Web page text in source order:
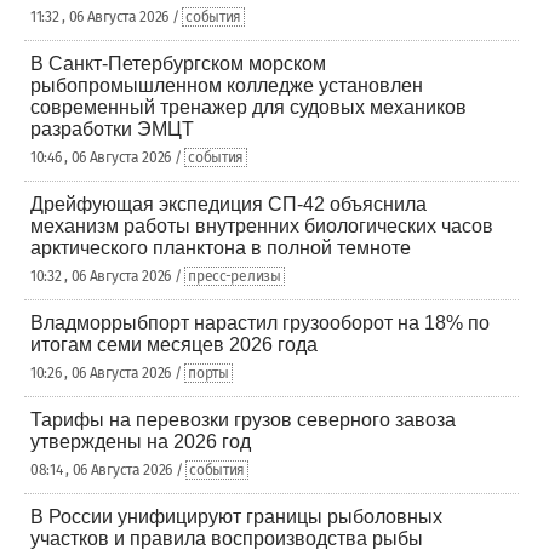
11:32 , 06 Августа 2026 / события
В Санкт-Петербургском морском
рыбопромышленном колледже установлен
современный тренажер для судовых механиков
разработки ЭМЦТ
10:46 , 06 Августа 2026 / события
Дрейфующая экспедиция СП-42 объяснила
механизм работы внутренних биологических часов
арктического планктона в полной темноте
10:32 , 06 Августа 2026 / пресс-релизы
Владморрыбпорт нарастил грузооборот на 18% по
итогам семи месяцев 2026 года
10:26 , 06 Августа 2026 / порты
Тарифы на перевозки грузов северного завоза
утверждены на 2026 год
08:14 , 06 Августа 2026 / события
В России унифицируют границы рыболовных
участков и правила воспроизводства рыбы